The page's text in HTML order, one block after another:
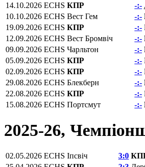
14.10.2026 ECHS КПР -:-
10.10.2026 ECHS Вест Гем -:-
19.09.2026 ECHS КПР -:-
12.09.2026 ECHS Вест Бромвіч -:-
09.09.2026 ECHS Чарльтон -:-
05.09.2026 ECHS КПР -:-
02.09.2026 ECHS КПР -:-
29.08.2026 ECHS Блекберн -:-
22.08.2026 ECHS КПР -:-
15.08.2026 ECHS Портсмут -:-
2025-26,
02.05.2026 ECHS Іпсвіч 3:0